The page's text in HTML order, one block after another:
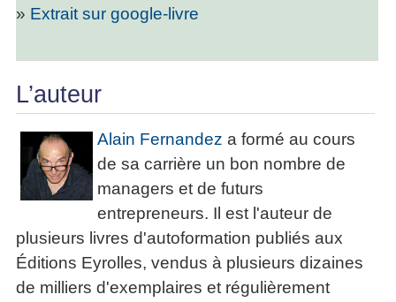
» Extrait sur google-livre
L’auteur
Alain Fernandez a formé au cours
de sa carrière un bon nombre de
managers et de futurs
entrepreneurs. Il est l'auteur de
plusieurs livres d'autoformation publiés aux
Éditions Eyrolles, vendus à plusieurs dizaines
de milliers d'exemplaires et régulièrement